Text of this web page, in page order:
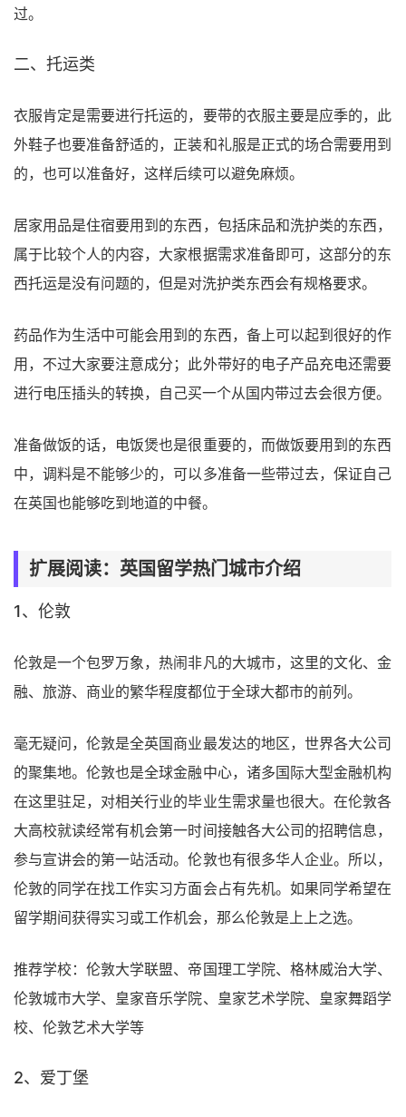
过。
二、托运类
衣服肯定是需要进行托运的，要带的衣服主要是应季的，此
外鞋子也要准备舒适的，正装和礼服是正式的场合需要用到
的，也可以准备好，这样后续可以避免麻烦。
居家用品是住宿要用到的东西，包括床品和洗护类的东西，
属于比较个人的内容，大家根据需求准备即可，这部分的东
西托运是没有问题的，但是对洗护类东西会有规格要求。
药品作为生活中可能会用到的东西，备上可以起到很好的作
用，不过大家要注意成分；此外带好的电子产品充电还需要
进行电压插头的转换，自己买一个从国内带过去会很方便。
准备做饭的话，电饭煲也是很重要的，而做饭要用到的东西
中，调料是不能够少的，可以多准备一些带过去，保证自己
在英国也能够吃到地道的中餐。
扩展阅读：英国留学热门城市介绍
1、伦敦
伦敦是一个包罗万象，热闹非凡的大城市，这里的文化、金
融、旅游、商业的繁华程度都位于全球大都市的前列。
毫无疑问，伦敦是全英国商业最发达的地区，世界各大公司
的聚集地。伦敦也是全球金融中心，诸多国际大型金融机构
在这里驻足，对相关行业的毕业生需求量也很大。在伦敦各
大高校就读经常有机会第一时间接触各大公司的招聘信息，
参与宣讲会的第一站活动。伦敦也有很多华人企业。所以，
伦敦的同学在找工作实习方面会占有先机。如果同学希望在
留学期间获得实习或工作机会，那么伦敦是上上之选。
推荐学校：伦敦大学联盟、帝国理工学院、格林威治大学、
伦敦城市大学、皇家音乐学院、皇家艺术学院、皇家舞蹈学
校、伦敦艺术大学等
2、爱丁堡